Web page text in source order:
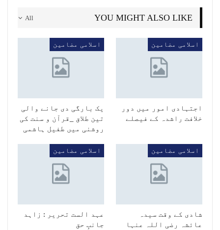
All YOU MIGHT ALSO LIKE
اسلامی مضامین
اجتہادی امور میں دور
خلافت راشدہ کے فیصلے
اسلامی مضامین
یک بارگی دی جانے والی
تین طلاق _قرآن و سنت کی
روشنی میں طفیل ہاشمی
اسلامی مضامین
شادی کے وقت سیدہ
عائشہ رضی اللہ عنہا
اسلامی مضامین
عہد الست تحریر : زاہد
جانبِ حق